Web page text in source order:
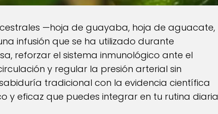
—hoja de guayaba, hoja de aguacate,
infusión que se ha utilizado durante
reforzar el sistema inmunológico ante el
y regular la presión arterial sin
tradicional con la evidencia científica
y eficaz que puedes integrar en tu rutina diaria